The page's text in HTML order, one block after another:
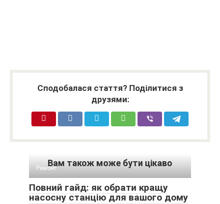
Сподобалася стаття? Поділитися з
друзями:
Вам також може бути цікаво
Ремонт
Повний гайд: як обрати кращу
насосну станцію для вашого дому